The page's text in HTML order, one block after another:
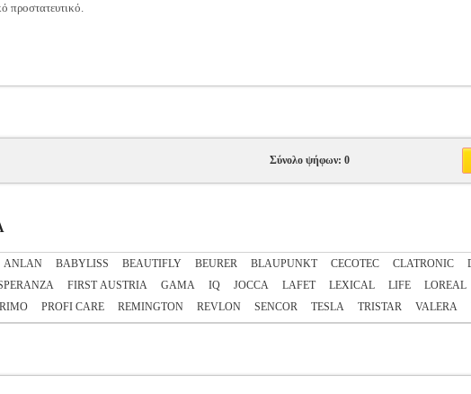
προστατευτικό.
Σύνολο ψήφων: 0
ANLAN BABYLISS BEAUTIFLY BEURER BLAUPUNKT CECOTEC CLATRONIC
FIRST AUSTRIA GAMA IQ JOCCA LAFET LEXICAL LIFE LOREAL
PROFI CARE REMINGTON REVLON SENCOR TESLA TRISTAR VALERA